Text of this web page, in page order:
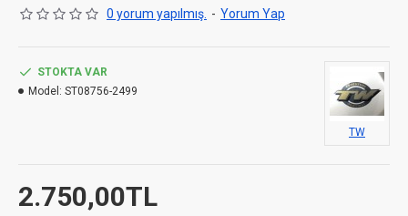
0 yorum yapılmış. - Yorum Yap
2.750,00TL
STOKTA VAR
Model: ST08756-2499
TW